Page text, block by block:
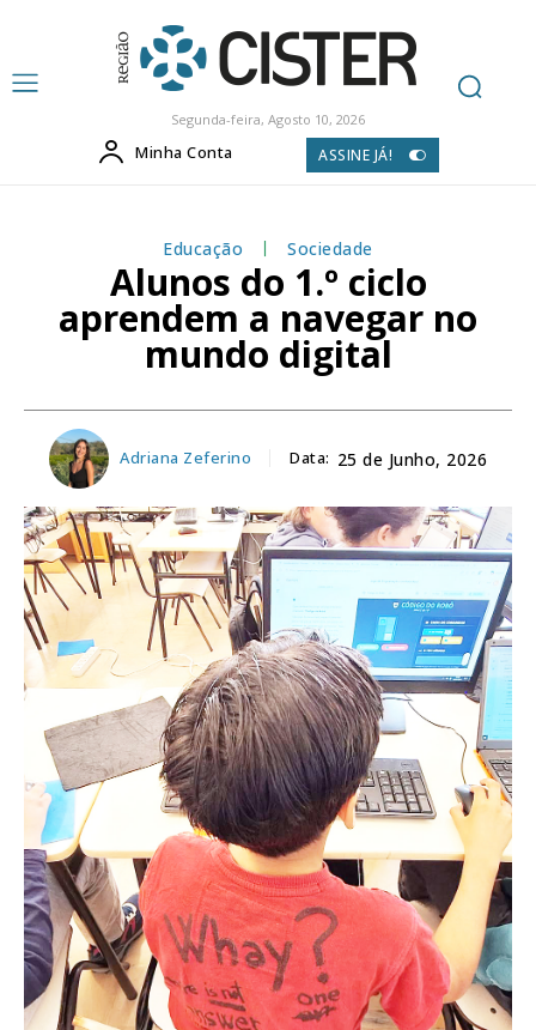
Segunda-feira, Agosto 10, 2026
Minha Conta ASSINE JÁ!
Educação Sociedade
Alunos do 1.º ciclo
aprendem a navegar no
mundo digital
Adriana Zeferino Data: 25 de Junho, 2026